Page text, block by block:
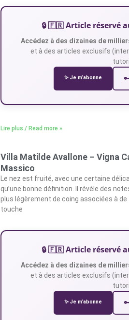
🔒 🇫🇷 Article réservé
Accédez à des dizaines de
et à des articles exclusifs
✨ Je m’abonne
Lire plus / Read more »
Villa Matilde Avallone – Vigna
Massico
Le nez est fruité, avec une certaine
qu’une bonne définition. Il révèle des
plus légèrement de coing associées à
touche
🔒 🇫🇷 Article réservé
Accédez à des dizaines de
et à des articles exclusifs
✨ Je m’abonne